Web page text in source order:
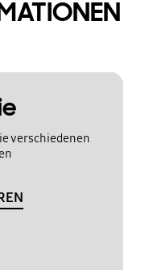
verschiedenen